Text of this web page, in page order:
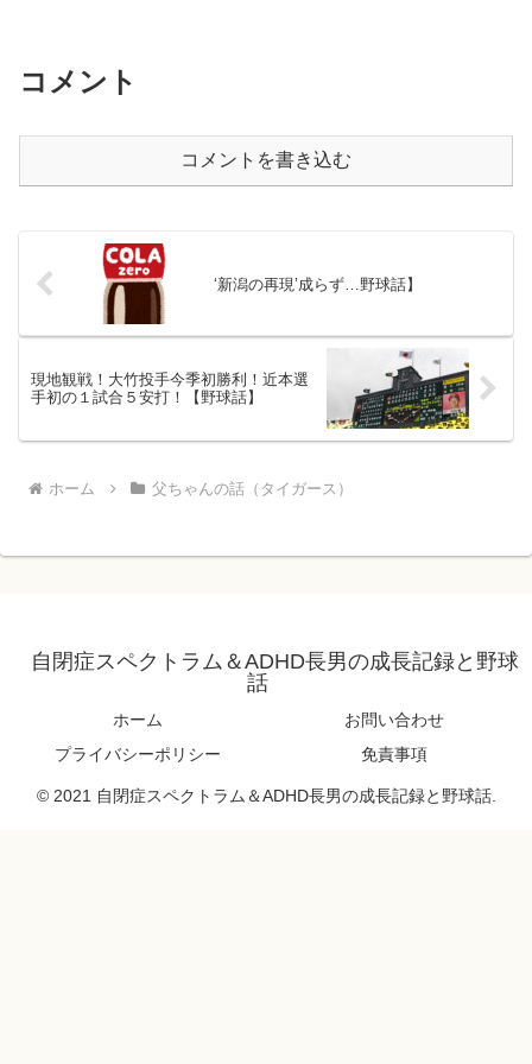
コメント
コメントを書き込む
‘新潟の再現’成らず…野球話】
現地観戦！大竹投手今季初勝利！近本選
手初の１試合５安打！【野球話】
ホーム 父ちゃんの話（タイガース）
自閉症スペクトラム＆ADHD長男の成長記録と野球
話
ホーム
お問い合わせ
プライバシーポリシー
免責事項
© 2021 自閉症スペクトラム＆ADHD長男の成長記録と野球話.